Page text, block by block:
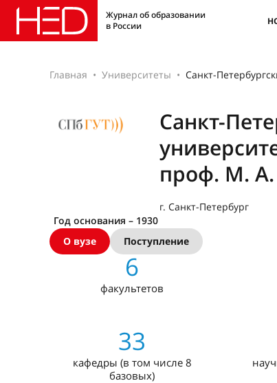
Журнал об образовании
в России
Главная Университеты Санкт-
Санкт-
проф. М. А.
г. Санкт-Петербург
Год основания – 1930
О вузе
Поступление
6
факультетов
33
кафедры (в том числе 8
базовых)